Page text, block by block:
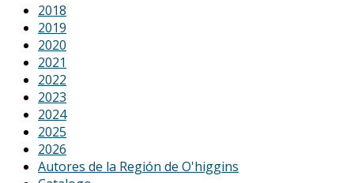
2018
2019
2020
2021
2022
2023
2024
2025
2026
Autores de la Región de O'higgins